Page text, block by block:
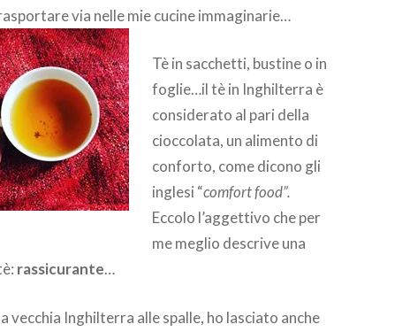
via nelle mie cucine immaginarie…
Tè in sacchetti, bustine o in
foglie…il tè in Inghilterra è
considerato al pari della
cioccolata, un alimento di
conforto, come dicono gli
inglesi “comfort food”.
Eccolo l’aggettivo che per
me meglio descrive una
rassicurante…
vecchia Inghilterra alle spalle, ho lasciato anche